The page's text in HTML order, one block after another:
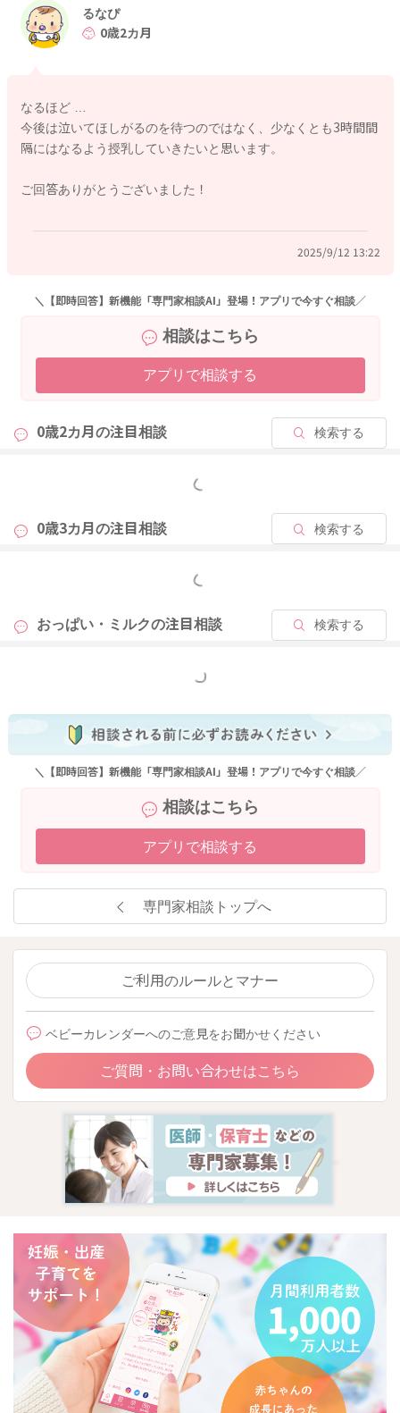
るなぴ
0歳2カ月
なるほど …
今後は泣いてほしがるのを待つのではなく、少なくとも3時間間
隔にはなるよう授乳していきたいと思います。
ご回答ありがとうございました！
2025/9/12 13:22
＼【即時回答】新機能「専門家相談AI」登場！アプリで今すぐ相談／
相談はこちら
アプリで相談する
0歳2カ月の注目相談 検索する
もっと見る
0歳3カ月の注目相談 検索する
もっと見る
おっぱい・ミルクの注目相談 検索する
もっと見る
＼【即時回答】新機能「専門家相談AI」登場！アプリで今すぐ相談／
相談はこちら
アプリで相談する
専門家相談トップへ
ご利用のルールとマナー
ベビーカレンダーへのご意見をお聞かせください
ご質問・お問い合わせはこちら